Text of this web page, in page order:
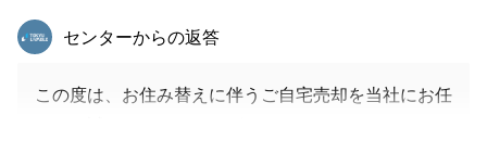
東急リバブル
センターからの返答
この度は、お住み替えに伴うご自宅売却を当社にお任